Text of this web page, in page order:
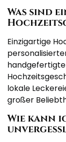
Was sind
Einzigartige
lokale
großer
Wie kann